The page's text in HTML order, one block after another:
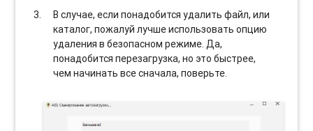
В случае, если понадобится удалить файл, или
каталог, пожалуй лучше использовать опцию
удаления в безопасном режиме. Да,
понадобится перезагрузка, но это быстрее,
чем начинать все сначала, поверьте.